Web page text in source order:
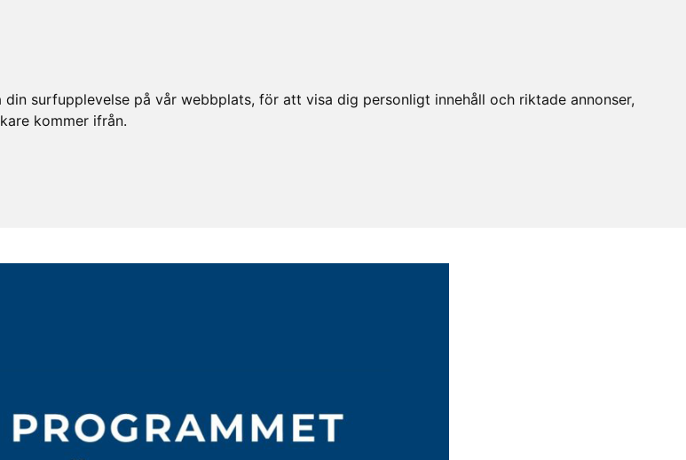
surfupplevelse på vår webbplats, för att visa dig personligt innehåll och riktade annonser,
kommer ifrån.